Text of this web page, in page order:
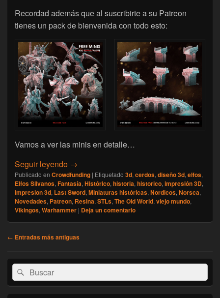
Recordad además que al suscribirte a su Patreon
tienes un pack de bienvenida con todo esto:
Vamos a ver las minis en detalle…
Seguir leyendo [Last Sword] Novedades de Noviembre
→
Publicado en Crowdfunding | Etiquetado 3d, cerdos, diseño 3d, elfos,
Elfos Silvanos, Fantasía, Histórico, historia, historico, impresión 3D,
impresion 3d, Last Sword, Miniaturas históricas, Nordicos, Norsca,
Novedades, Patreon, Resina, STLs, The Old World, viejo mundo,
Vikingos, Warhammer | Deja un comentario
Navegación
← Entradas más antiguas
El
área
de
Buscar
por:
Buscar